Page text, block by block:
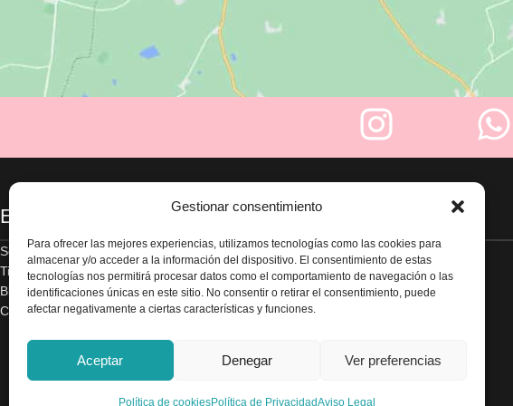
Gestionar consentimiento
Para ofrecer las mejores experiencias, utilizamos tecnologías como las cookies para
almacenar y/o acceder a la información del dispositivo. El consentimiento de estas
tecnologías nos permitirá procesar datos como el comportamiento de navegación o las
identificaciones únicas en este sitio. No consentir o retirar el consentimiento, puede
afectar negativamente a ciertas características y funciones.
Aceptar Denegar Ver preferencias
Política de cookiesPolítica de PrivacidadAviso Legal
Enlaces
Sobre nosotros
Tienda
Blog
Contacte con nosotros
Legal
Aviso legal
Política de privacidad
Términos y condiciones
Envío y devoluciones